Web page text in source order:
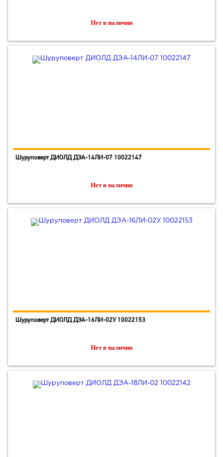
Нет в наличии
Шуруповерт ДИОЛД ДЭА-14ЛИ-07 10022147
Нет в наличии
Шуруповерт ДИОЛД ДЭА-16ЛИ-02У 10022153
Нет в наличии